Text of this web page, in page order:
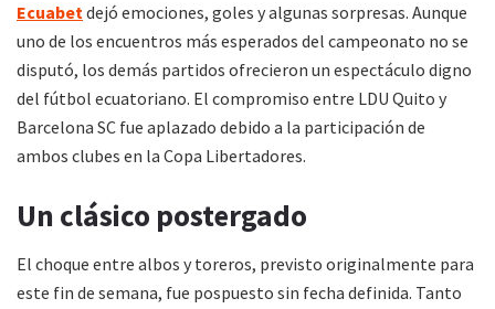
Ecuabetdejó emociones, goles y algunas sorpresas. Aunque
uno de los encuentros más esperados del campeonato no se
disputó, los demás partidos ofrecieron un espectáculo digno
del fútbol ecuatoriano. El compromiso entre LDU Quito y
Barcelona SC fue aplazado debido a la participación de
ambos clubes en la Copa Libertadores.
Un clásico postergado
El choque entre albos y toreros, previsto originalmente para
este fin de semana, fue pospuesto sin fecha definida. Tanto